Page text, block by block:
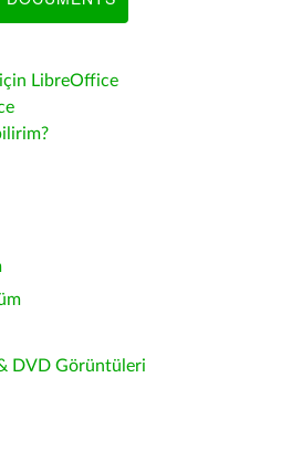
LibreOffice
DVD Görüntüleri